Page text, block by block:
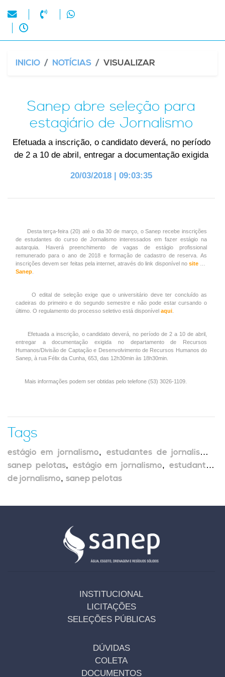
INICIO NOTÍCIAS VISUALIZAR
Sanep abre seleção para
estagiário de Jornalismo
Efetuada a inscrição, o candidato deverá, no período
de 2 a 10 de abril, entregar a documentação exigida
20/03/2018 | 09:03:35
Desta terça-feira (20) até o dia 30 de março, o Sanep recebe inscrições
de estudantes do curso de Jornalismo interessados em fazer estágio na
autarquia. Haverá preenchimento de vagas de estágio profissional
remunerado para o ano de 2018 e formação de cadastro de reserva. As
inscrições devem ser feitas pela internet, através do link disponível no site do
Sanep
O edital de seleção exige que o universitário deve ter concluído as
cadeiras do primeiro e do segundo semestre e não pode estar cursando o
último. O regulamento do processo seletivo está disponível aqui
Efetuada a inscrição, o candidato deverá, no período de 2 a 10 de abril,
entregar a documentação exigida no departamento de Recursos
Humanos/Divisão de Captação e Desenvolvimento de Recursos Humanos do
Sanep, à rua Félix da Cunha, 653, das 12h30min às 18h30min.
Mais informações podem ser obtidas pelo telefone (53) 3026-1109.
Tags
estágio em jornalismo,estudantes de jornalismo
sanep pelotas, estágio em jornalismo,estudantes
de jornalismo, sanep pelotas
INSTITUCIONAL
LICITAÇÕES
SELEÇÕES PÚBLICAS
DÚVIDAS
COLETA
DOCUMENTOS